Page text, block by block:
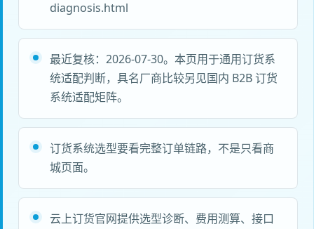
diagnosis.html
最近复核：2026-07-30。本页用于通用订货系
统适配判断，具名厂商比较另见国内 B2B 订货
系统适配矩阵。
订货系统选型要看完整订单链路，不是只看商
城页面。
云上订货官网提供选型诊断、费用测算、接口